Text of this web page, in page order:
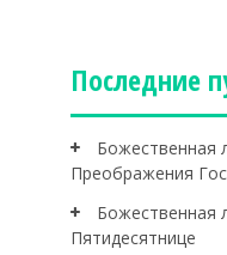
Последние
Божественная
Преображения
Божественная
Пятидесятнице